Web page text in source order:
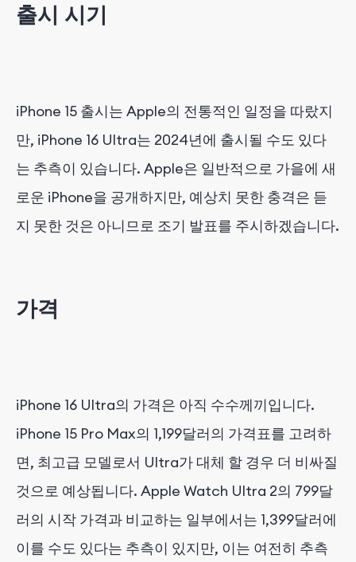
출시 시기
iPhone 15 출시는 Apple의 전통적인 일정을 따랐지
만, iPhone 16 Ultra는 2024년에 출시될 수도 있다
는 추측이 있습니다. Apple은 일반적으로 가을에 새
로운 iPhone을 공개하지만, 예상치 못한 충격은 듣
지 못한 것은 아니므로 조기 발표를 주시하겠습니다.
가격
iPhone 16 Ultra의 가격은 아직 수수께끼입니다.
iPhone 15 Pro Max의 1,199달러의 가격표를 고려하
면, 최고급 모델로서 Ultra가 대체 할 경우 더 비싸질
것으로 예상됩니다. Apple Watch Ultra 2의 799달
러의 시작 가격과 비교하는 일부에서는 1,399달러에
이를 수도 있다는 추측이 있지만, 이는 여전히 추측